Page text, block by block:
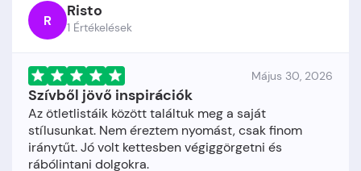
R Risto
1 Értékelések
Május 30, 2026
Szívből jövő inspirációk
Az ötletlistáik között találtuk meg a saját
stílusunkat. Nem éreztem nyomást, csak finom
iránytűt. Jó volt kettesben végiggörgetni és